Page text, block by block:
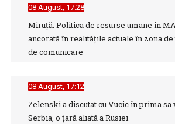
Jurnalist al Televiziunii
...
08 August, 17:28
Miruță: Politica de resurse umane în
ancorată în realitățile actuale în zona
de comunicare
08 August, 17:12
Zelenski a discutat cu Vucic în prima
Serbia, o ţară aliată a Rusiei